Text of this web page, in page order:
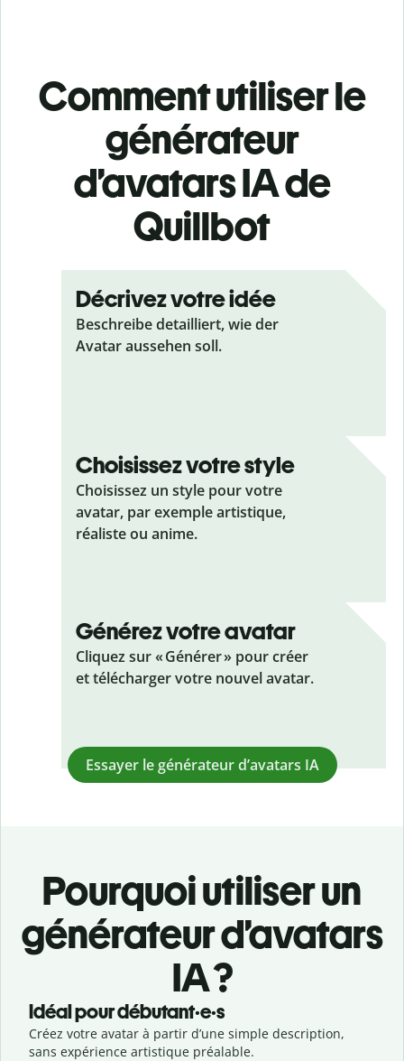
Comment utiliser le
générateur
d’avatars IA de
Quillbot
Décrivez votre idée
Beschreibe detailliert, wie der
Avatar aussehen soll.
Choisissez votre style
Choisissez un style pour votre
avatar, par exemple artistique,
réaliste ou anime.
Générez votre avatar
Cliquez sur « Générer » pour créer
et télécharger votre nouvel avatar.
Essayer le générateur d’avatars IA
Pourquoi utiliser un
générateur d’avatars
IA ?
Idéal pour débutant·e·s
Créez votre avatar à partir d’une simple description,
sans expérience artistique préalable.